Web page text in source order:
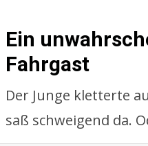
Ein
Fahrgast
Der Junge kletterte
saß schweigend da.